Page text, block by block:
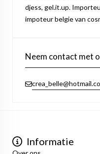
djess, gel.it.up.
impoteur belgie van
Neem contact met
Informatie